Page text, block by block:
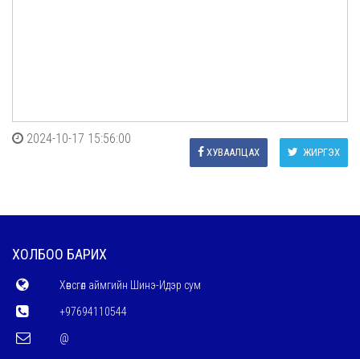
2024-10-17 15:56:00
ЖИРГЭХ
ХУВААЛЦАХ
ХОЛБОО БАРИХ
Хөвсгөл аймгийн Шинэ-Идэр сум
+97694110544
@